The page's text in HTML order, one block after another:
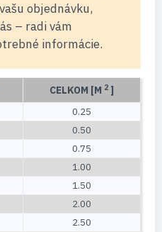
objednávku,
– radi vám
informácie.
CELKOM [M 2 ]
0.25
0.50
0.75
1.00
1.50
2.00
2.50